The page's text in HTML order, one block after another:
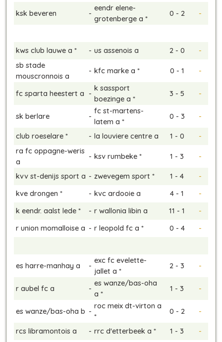
ksk beveren -
eendr elene-
grotenberge a *
0 - 2 -
kws club lauwe a * - us assenois a 2 - 0
-
sb stade
mouscronnois a
- kfc marke a * 0 - 1 -
fc sparta heestert a -
k sassport
boezinge a *
3 - 5 -
sk berlare -
fc st-martens-
latem a *
0 - 3 -
club roeselare * - la louviere centre a 1 - 0
-
ra fc oppagne-weris
a
- ksv rumbeke * 1 - 3 -
kvv st-denijs sport a - zwevegem sport * 1 - 4
-
kve drongen *
- kvc ardooie a 4 - 1
-
k eendr. aalst lede *
- r wallonia libin a 11 - 1
-
r union momalloise a - r leopold fc a * 0 - 4 -
es harre-manhay a -
exc fc evelette-
jallet a *
2 - 3 -
r aubel fc a -
es wanze/bas-oha
a *
1 - 3 -
es wanze/bas-oha b -
roc meix dt-virton a
*
0 - 2 -
rcs libramontois a - rrc d'etterbeek a * 1 - 3
-